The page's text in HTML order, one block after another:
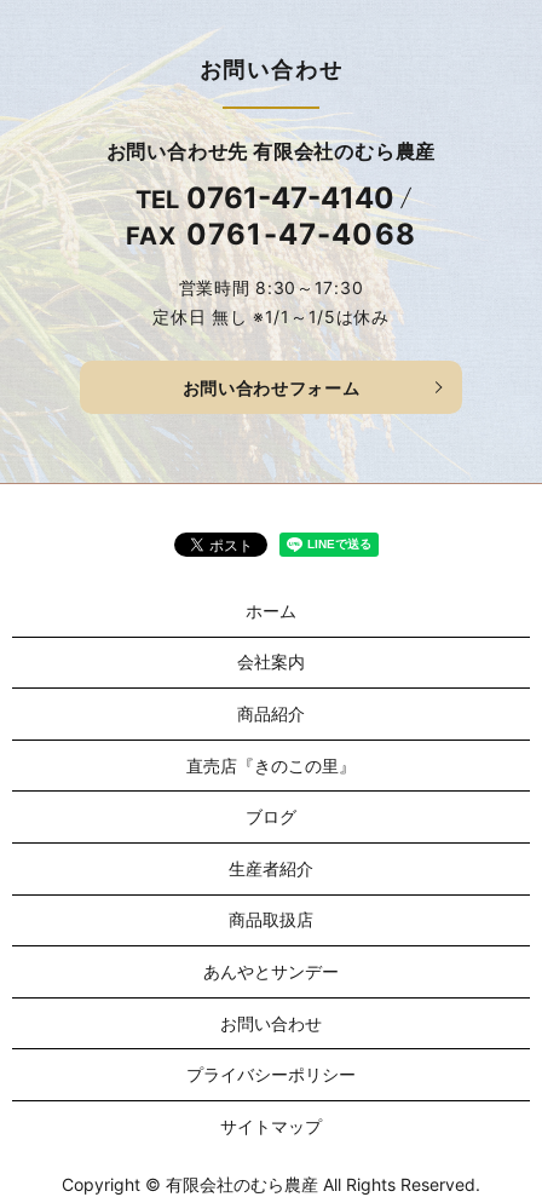
お問い合わせ
お問い合わせ先 有限会社のむら農産
TEL 0761-47-4140
FAX0761-47-4068
営業時間 8:30～17:30
定休日 無し ※1/1～1/5は休み
お問い合わせフォーム
ホーム
会社案内
商品紹介
直売店『きのこの里』
ブログ
生産者紹介
商品取扱店
あんやとサンデー
お問い合わせ
プライバシーポリシー
サイトマップ
Copyright © 有限会社のむら農産 All Rights Reserved.